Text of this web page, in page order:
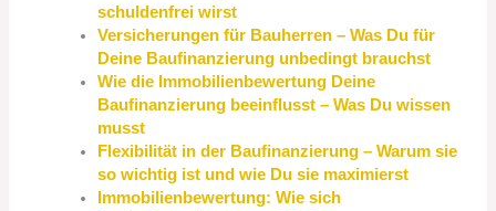
schuldenfrei wirst
Versicherungen für Bauherren – Was Du für
Deine Baufinanzierung unbedingt brauchst
Wie die Immobilienbewertung Deine
Baufinanzierung beeinflusst – Was Du wissen
musst
Flexibilität in der Baufinanzierung – Warum sie
so wichtig ist und wie Du sie maximierst
Immobilienbewertung: Wie sich